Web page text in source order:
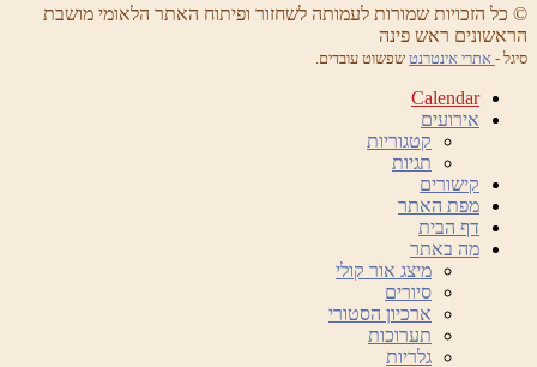
הזכויות שמורות לעמותה לשחזור ופיתוח האתר הלאומי מושבת
ראש פינה
אתרי אינטרנטשפשוט עובדים.
Calendar
אירועים
קטגוריות
תגיות
קישורים
מפת האתר
דף הבית
מה באתר
מיצג אור קולי
סיורים
ארכיון הסטורי
תערוכות
גלריות